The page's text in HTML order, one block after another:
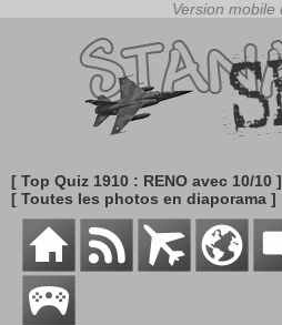
[ Top Quiz 1910 : RENO avec 10/10 ]
[ Toutes les photos en diaporama ]